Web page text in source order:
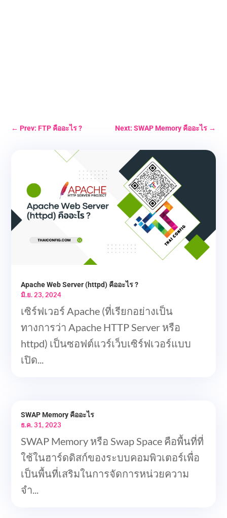
←Prev: FTP คืออะไร ? Next: SWAP Memory คืออะไร→
Apache Web Server (httpd) คืออะไร ?
มิ.ย. 23, 2024
เซิร์ฟเวอร์ Apache (ที่เรียกอย่างเป็น
ทางการว่า Apache HTTP Server หรือ
httpd) เป็นซอฟต์แวร์เว็บเซิร์ฟเวอร์แบบ
เปิด...
SWAP Memory คืออะไร
ธ.ค. 31, 2023
SWAP Memory หรือ Swap Space คือพื้นที่ที่
ใช้ในฮาร์ดดิสก์ของระบบคอมพิวเตอร์เพื่อ
เป็นพื้นที่เสริมในการจัดการหน่วยความ
จำ...